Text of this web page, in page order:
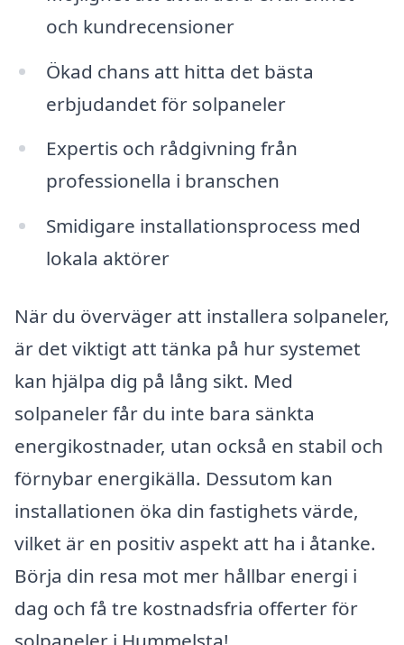
och kundrecensioner
Ökad chans att hitta det bästa
erbjudandet för solpaneler
Expertis och rådgivning från
professionella i branschen
Smidigare installationsprocess med
lokala aktörer
När du överväger att installera solpaneler,
är det viktigt att tänka på hur systemet
kan hjälpa dig på lång sikt. Med
solpaneler får du inte bara sänkta
energikostnader, utan också en stabil och
förnybar energikälla. Dessutom kan
installationen öka din fastighets värde,
vilket är en positiv aspekt att ha i åtanke.
Börja din resa mot mer hållbar energi i
dag och få tre kostnadsfria offerter för